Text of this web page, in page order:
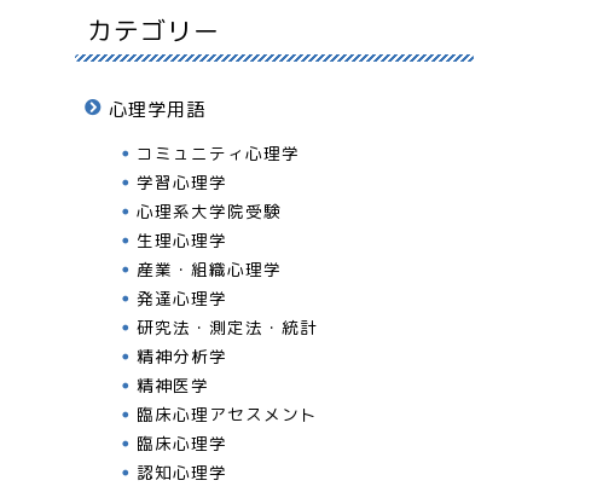
カテゴリー
心理学用語
コミュニティ心理学
学習心理学
心理系大学院受験
生理心理学
産業・組織心理学
発達心理学
研究法・測定法・統計
精神分析学
精神医学
臨床心理アセスメント
臨床心理学
認知心理学